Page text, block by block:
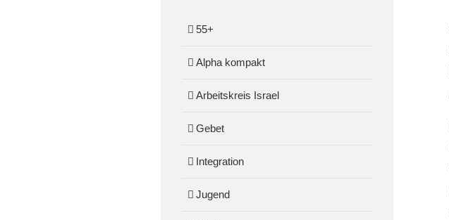
55+
Alpha kompakt
Arbeitskreis Israel
Gebet
Integration
Jugend